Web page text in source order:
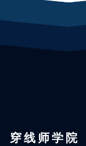
穿线师学院